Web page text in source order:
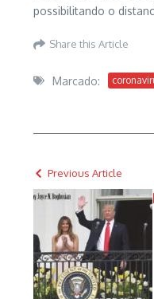
possibilitando o
Share this Article
Marcado:
Previous Article